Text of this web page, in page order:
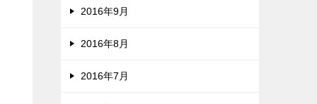
2016年9月
2016年8月
2016年7月